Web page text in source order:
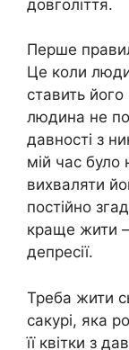
довголіття.
Перше
Це коли
ставить
людина не
давності з
мій час
вихваляти
постійно
краще жити –
депресії.
Треба жити
сакурі, яка
її квітки з